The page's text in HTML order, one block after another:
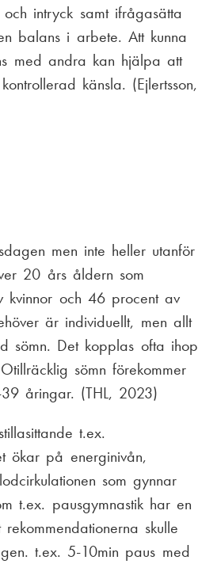
intryck samt ifrågasätta
balans i arbete. Att kunna
med andra kan hjälpa att
känsla. (Ejlertsson,
men inte heller utanför
20 års åldern som
kvinnor och 46 procent av
är individuellt, men allt
sömn. Det kopplas ofta ihop
sömn förekommer
åringar. (THL, 2023)
t.ex.
ökar på energinivån,
som gynnar
t.ex. pausgymnastik har en
skulle
t.ex. 5-10min paus med